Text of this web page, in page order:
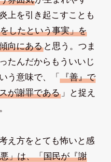
上を引き起こすことも
したという事実」を
向にあると思う。つま
たんだからもういいじ
う意味で、「 『善』で
が謝罪である」と捉え
え方をとても怖いと感
」は、「国民が『謝